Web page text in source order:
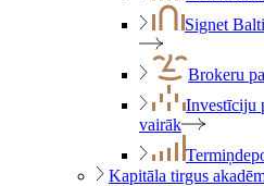
Signet
Brokeru
Investīciju
vairāk
Kapitāla tirgus